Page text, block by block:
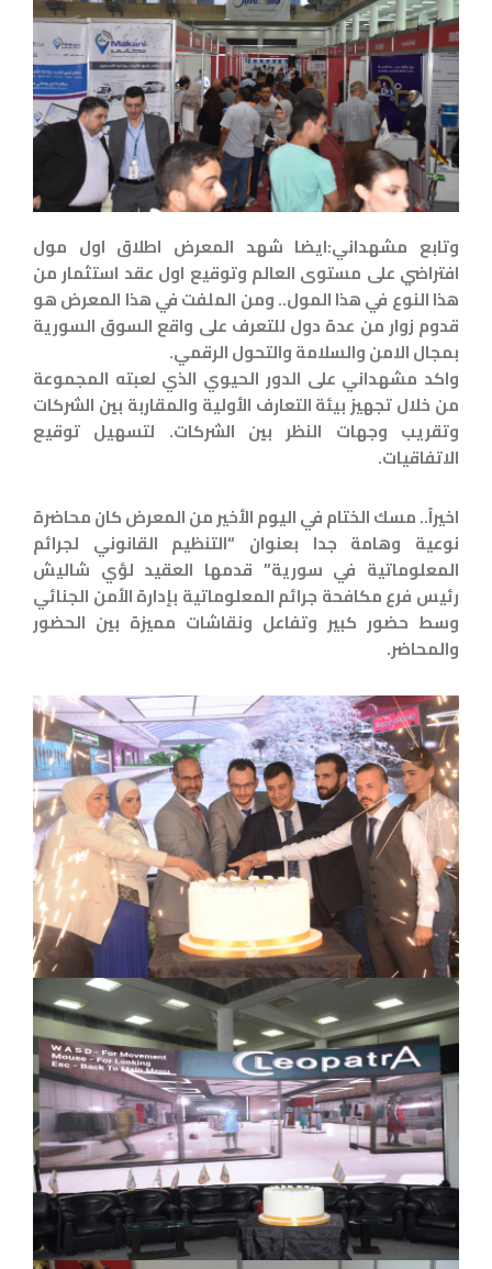
وتابع مشهداني:ايضا شهد المعرض اطلاق اول مول
افتراضي على مستوى العالم وتوقيع اول عقد استثمار من
هذا النوع في هذا المول.. ومن الملفت في هذا المعرض هو
قدوم زوار من عدة دول للتعرف على واقع السوق السورية
بمجال الامن والسلامة والتحول الرقمي.
واكد مشهداني على الدور الحيوي الذي لعبته المجموعة
من خلال تجهيز بيئة التعارف الأولية والمقاربة بين الشركات
وتقريب وجهات النظر بين الشركات. لتسهيل توقيع
الاتفاقيات.
اخيراً.. مسك الختام في اليوم الأخير من المعرض كان محاضرة
نوعية وهامة جدا بعنوان “التنظيم القانوني لجرائم
المعلوماتية في سورية” قدمها العقيد لؤي شاليش
رئيس فرع مكافحة جرائم المعلوماتية بإدارة الأمن الجنائي
وسط حضور كبير وتفاعل ونقاشات مميزة بين الحضور
والمحاضر.